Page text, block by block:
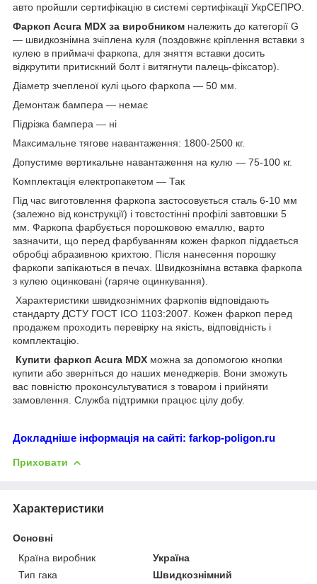
авто пройшли сертифікацію в системі сертифікації УкрСЕПРО.
Фаркоп Acura MDX за виробником належить до категорії G
— швидкознімна зчіплена куля (поздовжнє кріплення вставки з
кулею в приймачі фаркопа, для зняття вставки досить
відкрутити притискний болт і витягнути палець-фіксатор).
Діаметр зчепленої кулі цього фаркопа — 50 мм.
Демонтаж бампера — немає
Підрізка бампера — ні
Максимальне тягове навантаження: 1800-2500 кг.
Допустиме вертикальне навантаження на кулю — 75-100 кг.
Комплектація електропакетом — Так
Під час виготовлення фаркопа застосовується сталь 6-10 мм
(залежно від конструкції) і товстостінні профілі завтовшки 5
мм. Фаркопа фарбується порошковою емаллю, варто
зазначити, що перед фарбуванням кожен фаркоп піддається
обробці абразивною крихтою. Після нанесення порошку
фаркопи запікаються в печах. Швидкознімна вставка фаркопа
з кулею оцинковані (гаряче оцинкування).
Характеристики швидкознімних фаркопів відповідають
стандарту ДСТУ ГОСТ ІСО 1103:2007. Кожен фаркоп перед
продажем проходить перевірку на якість, відповідність і
комплектацію.
Купити фаркоп Acura MDX можна за допомогою кнопки
купити або зверніться до наших менеджерів. Вони зможуть
вас повністю проконсультуватися з товаром і прийняти
замовлення. Служба підтримки працює цілу добу.
Докладніше інформація на сайті: farkop-poligon.ru
Приховати
Характеристики
Основні
Країна виробник
Україна
Тип гака
Швидкознімний